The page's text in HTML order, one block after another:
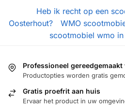
Heb ik recht op een
Oosterhout?
WMO
scootmobiel wmo in
Professioneel
Productopties worden gratis
Gratis proefrit aan huis
Ervaar het product in uw